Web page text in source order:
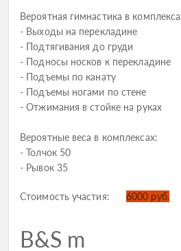
Вероятная гимнастика в
- Выходы на перекладине
- Подтягивания до груди
- Подносы носков к перекладине
- Подъемы по канату
- Подъемы ногами по стене
- Отжимания в стойке на руках
Вероятные веса в комплексах:
- Толчок 50
- Рывок 35
Стоимость участия: 6000 руб.
B&S m